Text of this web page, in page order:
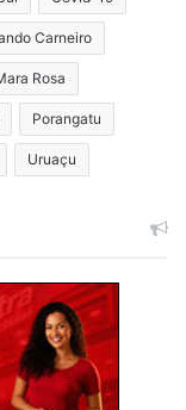
Carneiro
Rosa
Porangatu
Uruaçu